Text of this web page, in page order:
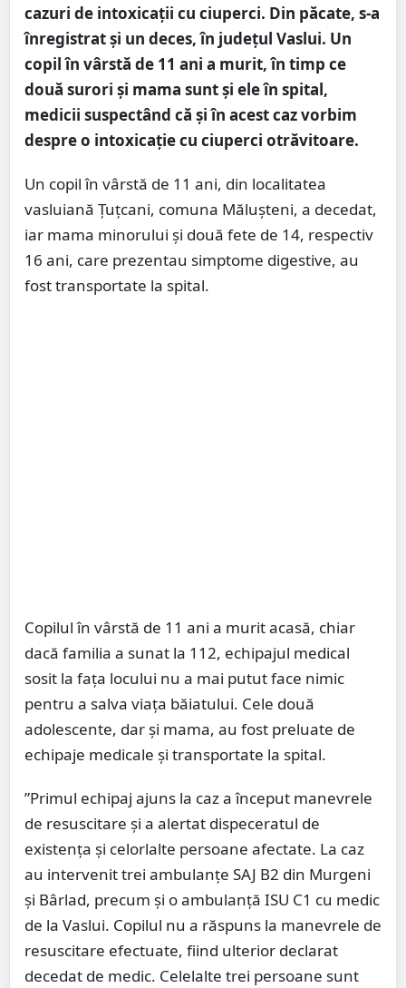
cazuri de intoxicații cu ciuperci. Din păcate, s-a
înregistrat și un deces, în județul Vaslui. Un
copil în vârstă de 11 ani a murit, în timp ce
două surori și mama sunt și ele în spital,
medicii suspectând că și în acest caz vorbim
despre o intoxicație cu ciuperci otrăvitoare.
Un copil în vârstă de 11 ani, din localitatea
vasluiană Ţuţcani, comuna Măluşteni, a decedat,
iar mama minorului şi două fete de 14, respectiv
16 ani, care prezentau simptome digestive, au
fost transportate la spital.
Copilul în vârstă de 11 ani a murit acasă, chiar
dacă familia a sunat la 112, echipajul medical
sosit la fața locului nu a mai putut face nimic
pentru a salva viața băiatului. Cele două
adolescente, dar și mama, au fost preluate de
echipaje medicale și transportate la spital.
”Primul echipaj ajuns la caz a început manevrele
de resuscitare şi a alertat dispeceratul de
existenţa şi celorlalte persoane afectate. La caz
au intervenit trei ambulanţe SAJ B2 din Murgeni
şi Bârlad, precum şi o ambulanţă ISU C1 cu medic
de la Vaslui. Copilul nu a răspuns la manevrele de
resuscitare efectuate, fiind ulterior declarat
decedat de medic. Celelalte trei persoane sunt